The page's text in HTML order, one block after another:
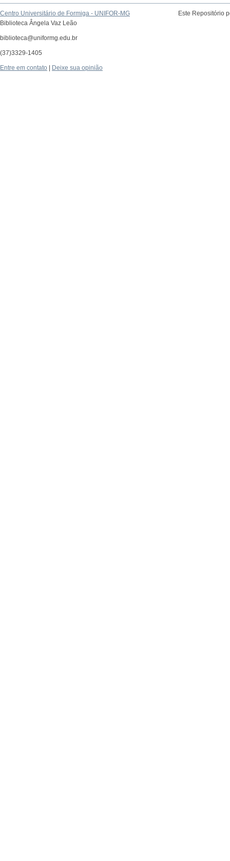
Centro Universitário de Formiga - UNIFOR-MG
Biblioteca Ângela Vaz Leão
biblioteca@uniformg.edu.br
(37)3329-1405
Este Repositório
Entre em contato Deixe sua opinião